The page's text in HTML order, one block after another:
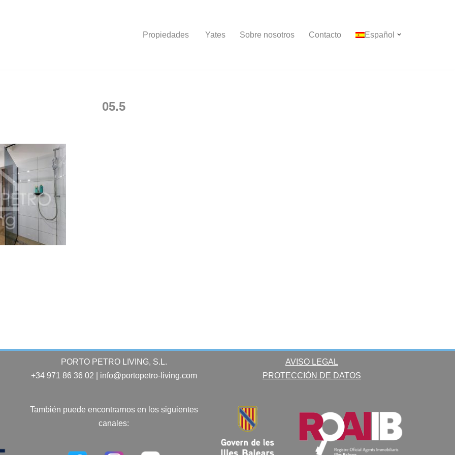
Propiedades Yates Sobre nosotros Contacto Español
05.5
PORTO PETRO LIVING, S.L.
+34 971 86 36 02 | info@portopetro-living.com
También puede encontrarnos en los siguientes
canales:
AVISO LEGAL
PROTECCIÓN DE DATOS